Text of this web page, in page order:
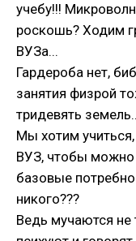
учебу!!!
роскошь? Ходим
ВУЗа...
Гардероба нет,
занятия физрой
тридевять
Мы хотим
ВУЗ, чтобы можно
базовые
никого???
Ведь мучаются не